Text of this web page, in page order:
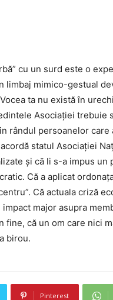
cu un surd este o
limbaj mimico-gestual
ta nu există în
Asociaţiei trebuie
rândul persoanelor care
statul Asociaţiei
şi că li s-a impus
Că a aplicat
Că actuala criză
major asupra
fine, că un om care nici
birou.
Pinterest